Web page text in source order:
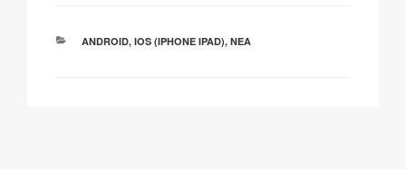
ΚΑΤΗΓΟΡΊΕΣ
ANDROID, IOS (IPHONE IPAD), ΝΈΑ